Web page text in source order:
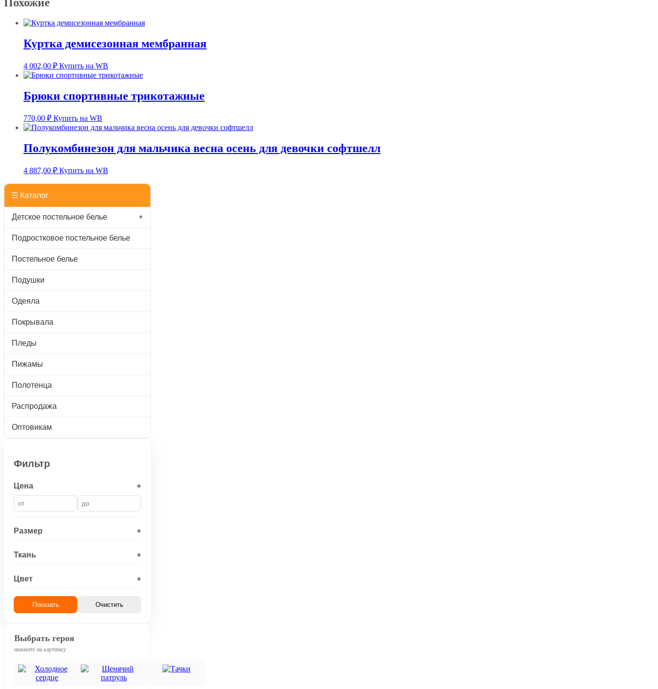
Куртка демисезонная мембранная
4 002,00 ₽ Купить на WB
Брюки спортивные трикотажные
770,00 ₽ Купить на WB
Полукомбинезон для мальчика весна осень для девочки софтшелл
4 887,00 ₽ Купить на WB
☰ Каталог
Детское постельное белье +
Подростковое постельное белье
Постельное белье
Подушки
Одеяла
Покрывала
Пледы
Пижамы
Полотенца
Распродажа
Оптовикам
Фильтр
Цена +
Размер +
Ткань +
Цвет +
Показать Очистить
Выбрать героя
нажмите на картинку